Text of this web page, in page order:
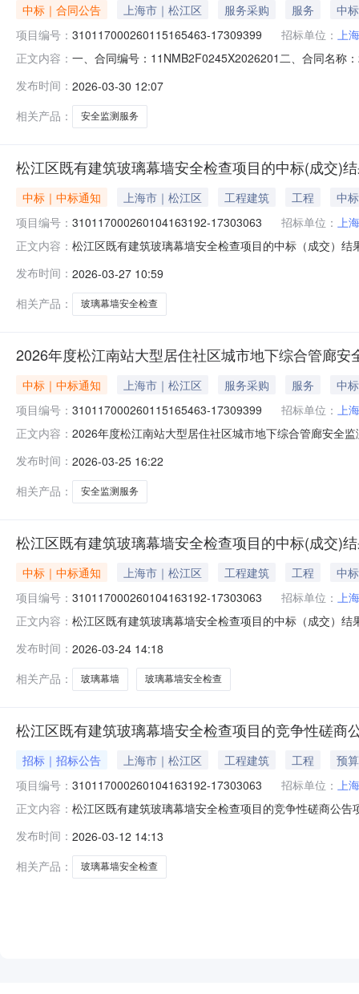
中标｜合同公告 上海市｜松江区 服务采购 服务
中
项目编号： 310117000260115165463-17309399 招标单位： 上
正文内容： 一、合同编号：11NMB2F0245X2026201二、合同名称
江区荣乐东路2111号1号楼805室联系方式：021-
发布时间： 2026-03-30 12:07
相关产品：
安全监测服务
松江区既有建筑玻璃幕墙安全检查项目的中标(成交)
中标｜中标通知 上海市｜松江区 工程建筑 工程
中
项目编号： 310117000260104163192-17303063 招标单位： 上
正文内容： 松江区既有建筑玻璃幕墙安全检查项目的中标（成交）
区新浜镇新工路418号6幢-287.731181580.00元无四、
发布时间： 2026-03-27 10:59
相关产品：
玻璃幕墙安全检查
2026年度松江南站大型居住社区城市地下综合管廊
中标｜中标通知 上海市｜松江区 服务采购 服务
中
项目编号： 310117000260115165463-17309399 招标单位： 上
正文内容： 2026年度松江南站大型居住社区城市地下综合管廊安全
商地址评审总得分中标（成交金额）备注12026年度松
发布时间： 2026-03-25 16:22
相关产品：
安全监测服务
松江区既有建筑玻璃幕墙安全检查项目的中标(成交)
中标｜中标通知 上海市｜松江区 工程建筑 工程
中
项目编号： 310117000260104163192-17303063 招标单位： 上
正文内容： 松江区既有建筑玻璃幕墙安全检查项目的中标（成交）
建筑玻璃幕墙安全检查项目上海瑞银建筑幕墙工程有限
发布时间： 2026-03-24 14:18
相关产品：
玻璃幕墙 玻璃幕墙安全检查
松江区既有建筑玻璃幕墙安全检查项目的竞争性磋商
招标｜招标公告 上海市｜松江区 工程建筑 工程
预
项目编号： 310117000260104163192-17303063 招标单位： 上
正文内容： 松江区既有建筑玻璃幕墙安全检查项目的竞争性磋商公
号:1726-00007103、1726-K00007105、1726-
发布时间： 2026-03-12 14:13
相关产品：
玻璃幕墙安全检查